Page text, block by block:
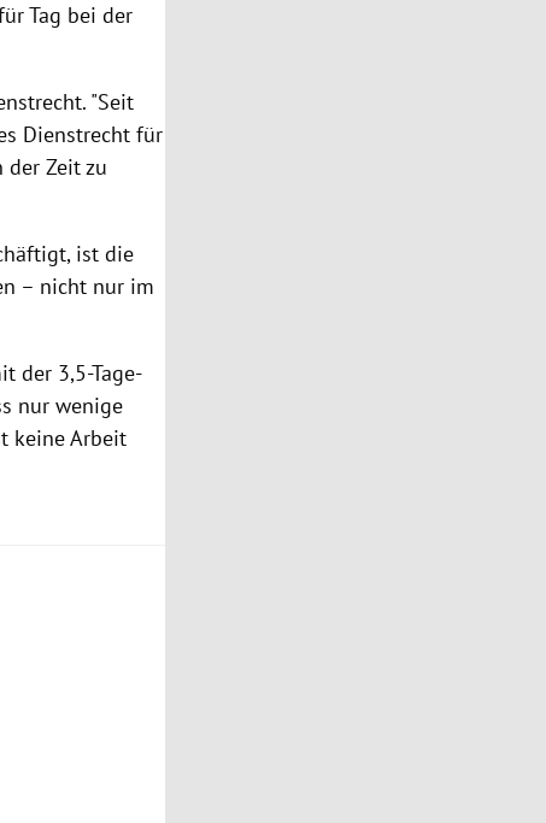
Tag bei der
"Seit
Dienstrecht für
der Zeit zu
ist die
– nicht nur im
der 3,5-Tage-
nur wenige
keine Arbeit